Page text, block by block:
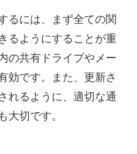
るには、まず全ての関
るようにすることが重
の共有ドライブやメー
効です。また、更新さ
れるように、適切な通
大切です。